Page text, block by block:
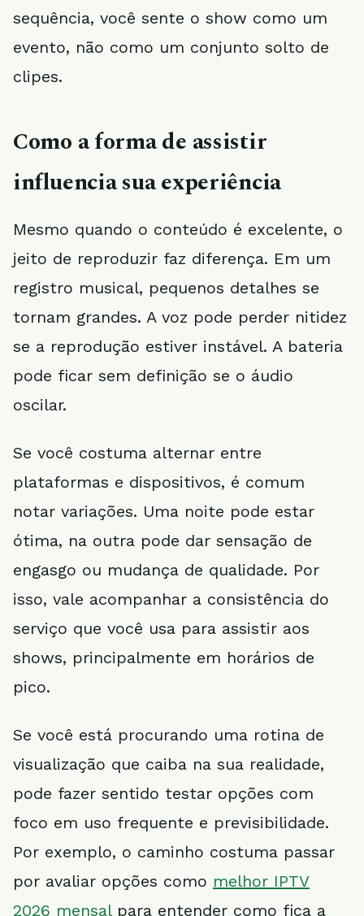
sequência, você sente o show como um
evento, não como um conjunto solto de
clipes.
Como a forma de assistir
influencia sua experiência
Mesmo quando o conteúdo é excelente, o
jeito de reproduzir faz diferença. Em um
registro musical, pequenos detalhes se
tornam grandes. A voz pode perder nitidez
se a reprodução estiver instável. A bateria
pode ficar sem definição se o áudio
oscilar.
Se você costuma alternar entre
plataformas e dispositivos, é comum
notar variações. Uma noite pode estar
ótima, na outra pode dar sensação de
engasgo ou mudança de qualidade. Por
isso, vale acompanhar a consistência do
serviço que você usa para assistir aos
shows, principalmente em horários de
pico.
Se você está procurando uma rotina de
visualização que caiba na sua realidade,
pode fazer sentido testar opções com
foco em uso frequente e previsibilidade.
Por exemplo, o caminho costuma passar
por avaliar opções como melhor IPTV
2026 mensalpara entender como fica a